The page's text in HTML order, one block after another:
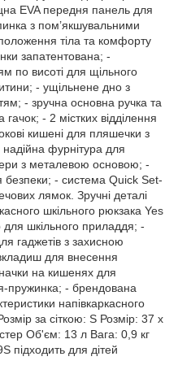
EVA передня панель для
з пом’якшувальними
тіла та комфорту
запатентована; -
по висоті для щільного
- ущільнене дно з
- зручна основна ручка та
- 2 містких відділення
кишені для пляшечки з
фурнітура для
з металевою основою; -
безпеки; - система Quick Set-
лямок. Зручні деталі
шкільного рюкзака Yes
для шкільного приладдя; -
гаджетів з захисною
для внесення
на кишенях для
пружинка; - брендована
напівкаркасного
за сіткою: S Розмір: 37 х
Об'єм: 13 л Вага: 0,9 кг
підходить для дітей